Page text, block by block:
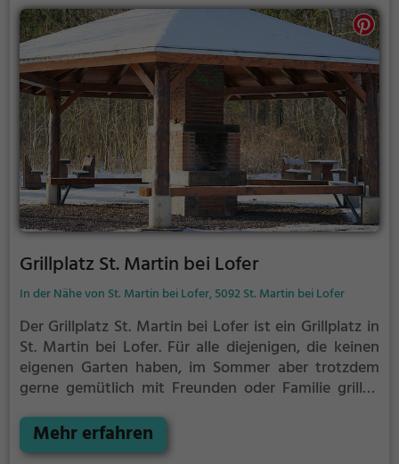
Grillplatz St. Martin bei Lofer
In der Nähe von St. Martin bei Lofer, 5092 St. Martin bei Lofer
Der Grillplatz St. Martin bei Lofer ist ein Grillplatz in
St. Martin bei Lofer. Für alle diejenigen, die keinen
eigenen Garten haben, im Sommer aber trotzdem
gerne gemütlich mit Freunden oder Familie grillen
Lösung. Gegrillt wird hier mit Holz.
Mehr erfahren